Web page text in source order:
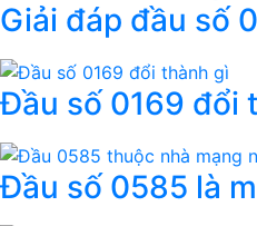
Giải đáp đầu số
Đầu số 0169 đổi
Đầu số 0585 là